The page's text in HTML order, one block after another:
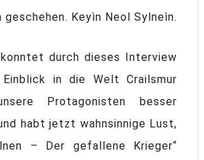
geschehen. Keyìn Neol Sylneìn.
durch dieses Interview
in die Welt Crailsmur
Protagonisten besser
habt jetzt wahnsinnige Lust,
– Der gefallene Krieger“